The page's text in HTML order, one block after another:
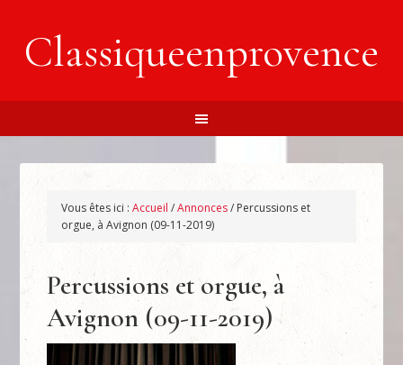
Classiqueenprovence
Vous êtes ici :Accueil /Annonces/ Percussions et
orgue, à Avignon (09-11-2019)
Percussions et orgue, à
Avignon (09-11-2019)